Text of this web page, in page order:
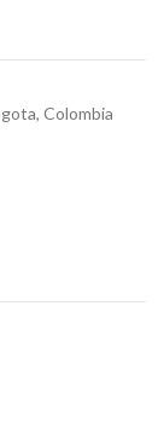
Colombia